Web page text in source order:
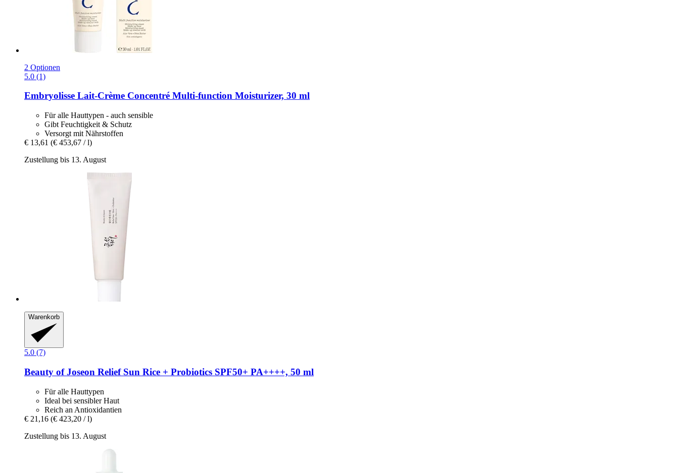
2 Optionen
5.0 (1)
Embryolisse Lait-​Crème Concentré Multi-​function Moisturizer, 30 ml
Für alle Hauttypen - auch sensible
Gibt Feuchtigkeit & Schutz
Versorgt mit Nährstoffen
€ 13,61 (€ 453,67 / l)
Zustellung bis 13. August
Warenkorb
5.0 (7)
Beauty of Joseon Relief Sun Rice + Probiotics SPF50+ PA++++, 50 ml
Für alle Hauttypen
Ideal bei sensibler Haut
Reich an Antioxidantien
€ 21,16 (€ 423,20 / l)
Zustellung bis 13. August